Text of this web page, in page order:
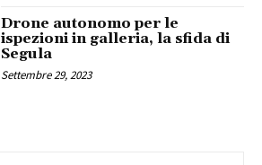
Drone autonomo per le
ispezioni in galleria, la sfida di
Segula
Settembre 29, 2023